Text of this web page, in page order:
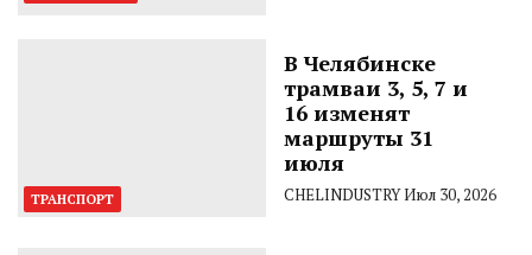
ТРАНСПОРТ
В Челябинске
трамваи 3, 5, 7 и
16 изменят
маршруты 31
июля
CHELINDUSTRYИюл 30, 2026